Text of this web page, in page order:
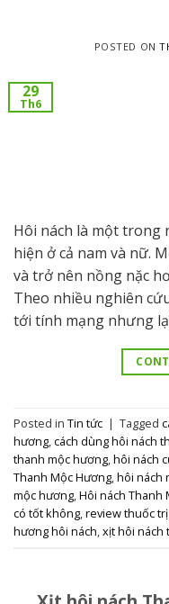
POSTED ON
29
Th6
Hôi nách là một trong
hiện ở cả nam và nữ.
và trở nên nồng nặc
Theo nhiều nghiên
tới tính mạng nhưng
Posted in Tin tức | Tagged
hương,cách dùng hôi nách
thanh mộc hương,hôi nách
Thanh Mộc Hương,hôi nách
mộc hương,Hôi nách Thanh
có tốt không,review thuốc
hương hôi nách,xịt hôi nách